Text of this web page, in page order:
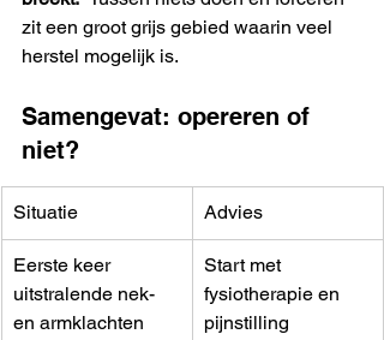
zit een groot grijs gebied waarin veel
herstel mogelijk is.
Samengevat: opereren of
niet?
Situatie Advies
Eerste keer
uitstralende nek-
en armklachten
Start met
fysiotherapie en
pijnstilling